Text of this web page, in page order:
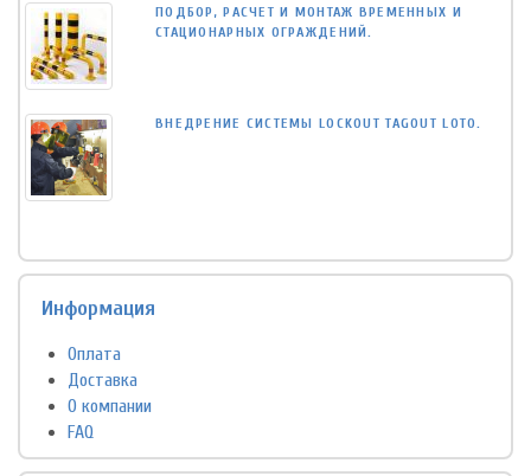
ПОДБОР, РАСЧЕТ И МОНТАЖ ВРЕМЕННЫХ И
СТАЦИОНАРНЫХ ОГРАЖДЕНИЙ.
ВНЕДРЕНИЕ СИСТЕМЫ LOCKOUT TAGOUT LOTO.
Информация
Оплата
Доставка
О компании
FAQ